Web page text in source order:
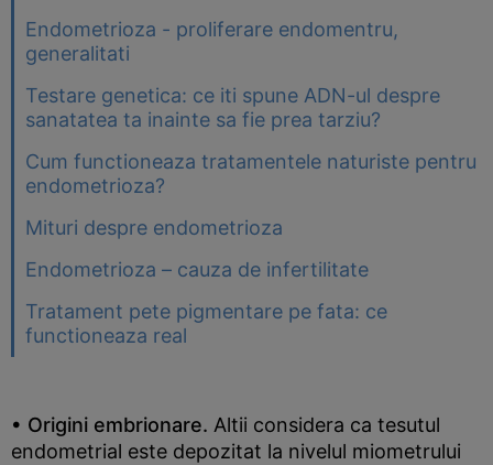
Endometrioza - proliferare endomentru,
generalitati
Testare genetica: ce iti spune ADN-ul despre
sanatatea ta inainte sa fie prea tarziu?
Cum functioneaza tratamentele naturiste pentru
endometrioza?
Mituri despre endometrioza
Endometrioza – cauza de infertilitate
Tratament pete pigmentare pe fata: ce
functioneaza real
• Origini embrionare. Altii considera ca tesutul
endometrial este depozitat la nivelul miometrului